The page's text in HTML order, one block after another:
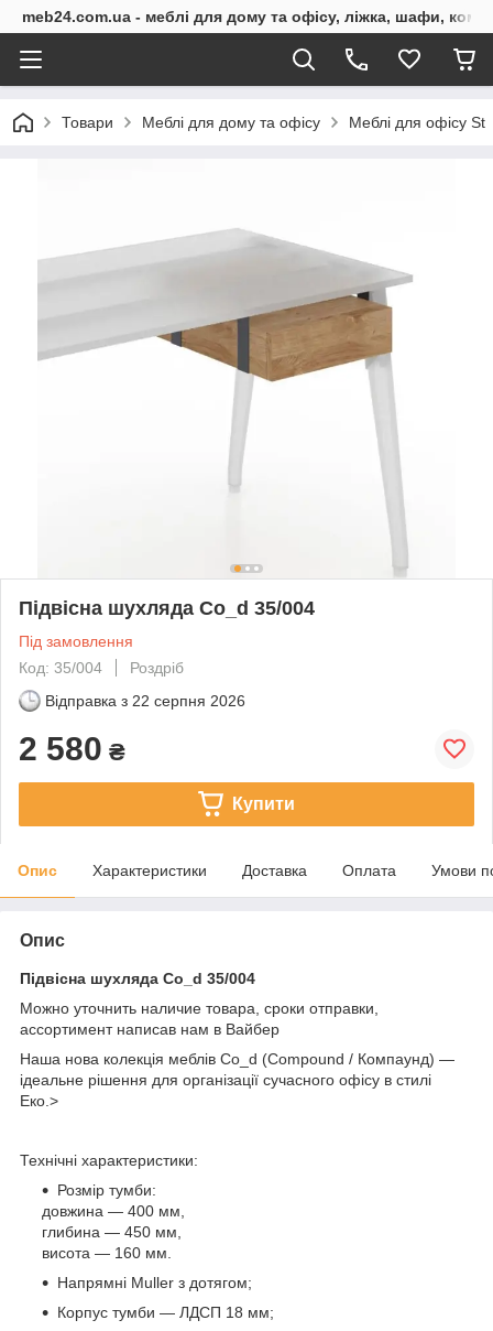
meb24.com.ua - меблі для дому та офісу, ліжка, шафи,
Товари Меблі для дому та офісу Меблі для офісу St
Підвісна шухляда Co_d 35/004
Під замовлення
Код: 35/004
Роздріб
Відправка з 22 серпня 2026
2 580 ₴
Купити
Опис Характеристики Доставка Оплата Умови
Опис
Підвісна шухляда Co_d 35/004
Можно уточнить наличие товара, сроки отправки,
ассортимент написав нам в Вайбер
Наша нова колекція меблів Co_d (Compound / Компаунд) —
ідеальне рішення для організації сучасного офісу в стилі
Еко.>
Технічні характеристики:
Розмір тумби:
довжина — 400 мм,
глибина — 450 мм,
висота — 160 мм.
Напрямні Muller з дотягом;
Корпус тумби — ЛДСП 18 мм;